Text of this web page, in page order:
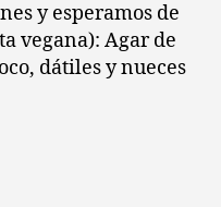
y esperamos de
vegana): Agar de
dátiles y nueces